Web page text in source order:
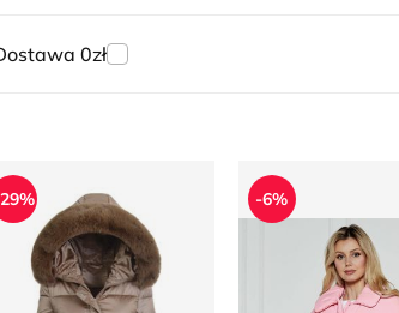
0zł
damska casual Kurtka damska
-6%